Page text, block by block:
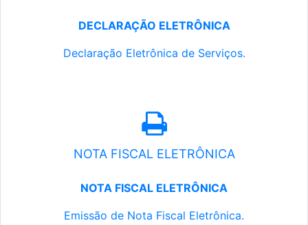
DECLARAÇÃO ELETRÔNICA
Declaração Eletrônica de Serviços.
NOTA FISCAL ELETRÔNICA
NOTA FISCAL ELETRÔNICA
Emissão de Nota Fiscal Eletrônica.